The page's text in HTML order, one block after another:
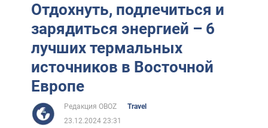
Отдохнуть, подлечиться и
зарядиться энергией – 6
лучших термальных
источников в Восточной
Европе
Редакция OBOZ
Travel
23.12.2024 23:31